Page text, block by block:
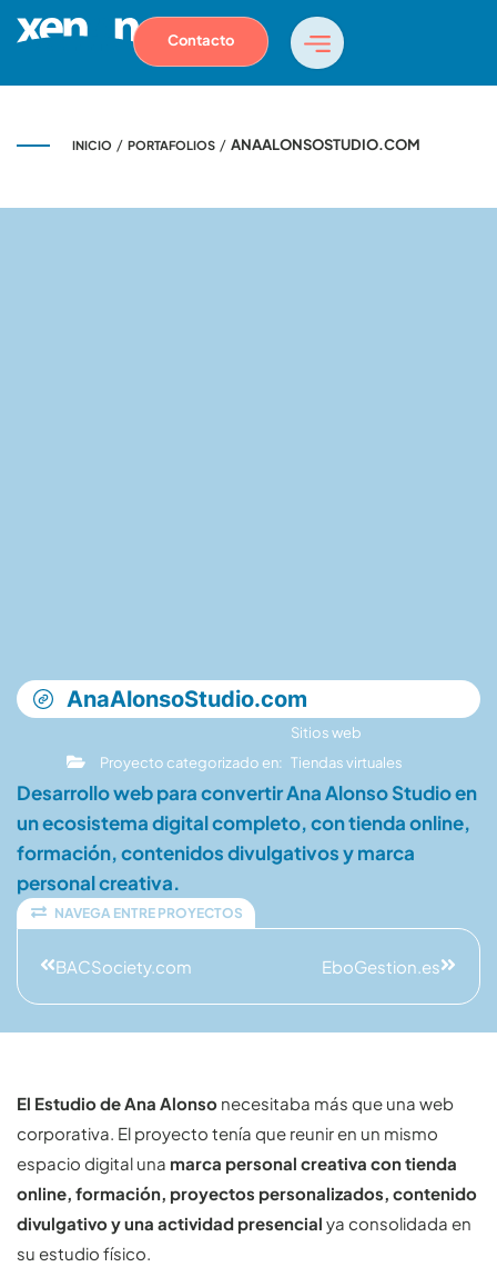
Contacto
INICIO / PORTAFOLIOS / ANAALONSOSTUDIO.COM
AnaAlonsoStudio.com
Proyecto categorizado en:
Sitios web
Tiendas virtuales
Desarrollo web para convertir Ana Alonso Studio en
un ecosistema digital completo, con tienda online,
formación, contenidos divulgativos y marca
personal creativa.
NAVEGA ENTRE PROYECTOS
BACSociety.com EboGestion.es
El Estudio de Ana Alonso necesitaba más que una web
corporativa. El proyecto tenía que reunir en un mismo
espacio digital una marca personal creativa con tienda
online, formación, proyectos personalizados, contenido
divulgativo y una actividad presencial ya consolidada en
su estudio físico.